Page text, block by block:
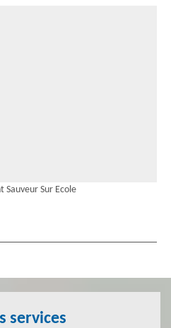
Sur Ecole
services